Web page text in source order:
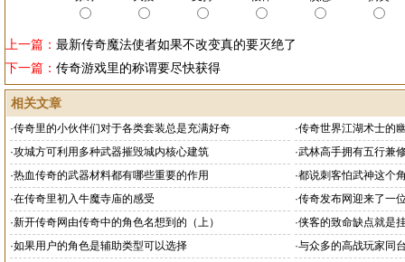
上一篇： 最新传奇魔法使者如果不改变真的要灭绝了
下一篇： 传奇游戏里的称谓要尽快获得
相关文章
·传奇里的小伙伴们对于各类套装总是充满好奇 ·传奇世界江湖术士的
神
·攻城方可利用多种武器摧毁城内核心建筑 ·武林高手拥有五行兼
·热血传奇的武器材料都有哪些重要的作用 ·都说刺客怕武神这个
·在传奇里初入牛魔寺庙的感受 ·传奇发布网迎来了一
·新开传奇网由传奇中的角色名想到的（上） ·侠客的致命缺点就是
·如果用户的角色是辅助类型可以选择 ·与众多的高战玩家同